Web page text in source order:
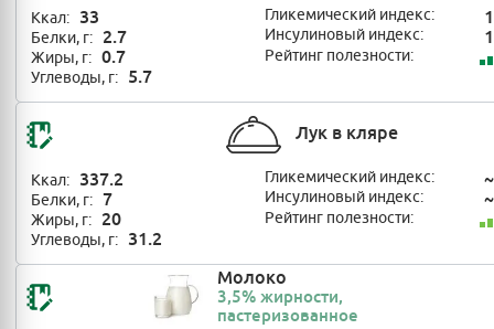
Ккал: 33
Белки, г: 2.7
Жиры, г: 0.7
Углеводы, г: 5.7
Гликемический индекс:
Инсулиновый индекс:
Рейтинг полезности:
Лук в кляре
Ккал: 337.2
Белки, г: 7
Жиры, г: 20
Углеводы, г: 31.2
Гликемический индекс: ~
Инсулиновый индекс: ~
Рейтинг полезности:
Молоко
3,5% жирности,
пастеризованное